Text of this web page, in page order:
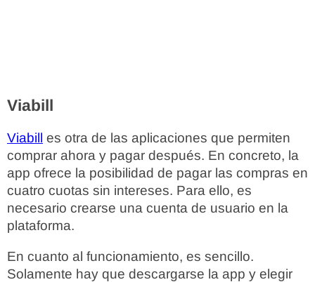
Viabill
Viabill es otra de las aplicaciones que permiten
comprar ahora y pagar después. En concreto, la
app ofrece la posibilidad de pagar las compras en
cuatro cuotas sin intereses. Para ello, es
necesario crearse una cuenta de usuario en la
plataforma.
En cuanto al funcionamiento, es sencillo.
Solamente hay que descargarse la app y elegir